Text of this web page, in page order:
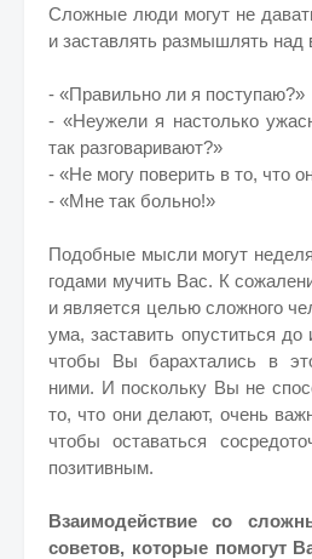
Сложные люди могут не
и заставлять размышлять над
- «Правильно ли я поступаю?»
- «Неужели я настолько
так разговаривают?»
- «Не могу поверить в то, что
- «Мне так больно!»
Подобные мысли могут
годами мучить Вас. К
и является целью сложного
ума, заставить опуститься
чтобы Вы барахтались в
ними. И поскольку Вы не
то, что они делают, очень
чтобы оставаться
позитивным.
Взаимодействие со
советов, которые помогут